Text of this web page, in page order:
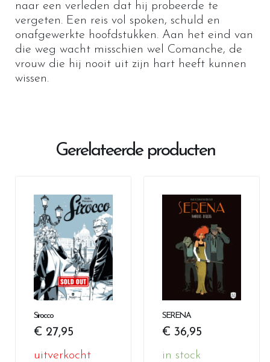
naar een verleden dat hij probeerde te
vergeten. Een reis vol spoken, schuld en
onafgewerkte hoofdstukken. Aan het eind van
die weg wacht misschien wel Comanche, de
vrouw die hij nooit uit zijn hart heeft kunnen
wissen.
Gerelateerde producten
Sirocco
€ 27,95
uitverkocht
SERENA
€ 36,95
in stock